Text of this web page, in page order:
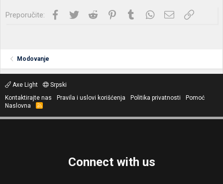
Preporučite: Facebook
Twitter Reddit PinterestTumblrWhatsApp
Imejl Link
Modovanje
Axe Light
Srpski
Kontaktirajte nas
Pravila i uslovi korišćenja Politika privatnosti
Pomoć
Naslovna
R
S
Connect with us